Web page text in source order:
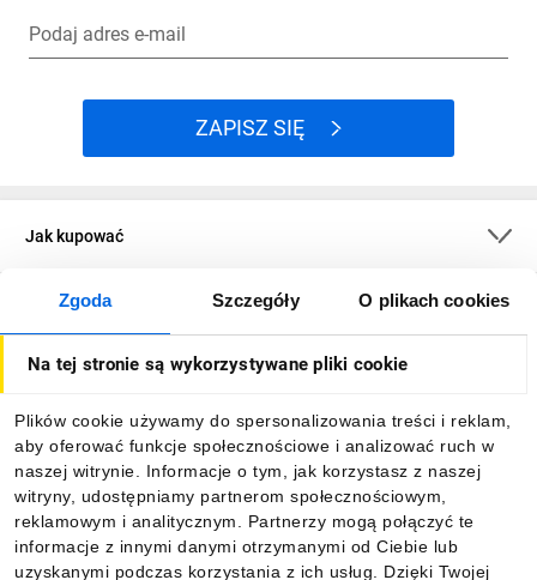
Zgoda Szczegóły O plikach cookies
Na tej stronie są wykorzystywane pliki cookie
Plików cookie używamy do spersonalizowania treści i reklam,
aby oferować funkcje społecznościowe i analizować ruch w
naszej witrynie. Informacje o tym, jak korzystasz z naszej
witryny, udostępniamy partnerom społecznościowym,
reklamowym i analitycznym. Partnerzy mogą połączyć te
informacje z innymi danymi otrzymanymi od Ciebie lub
uzyskanymi podczas korzystania z ich usług. Dzięki Twojej
Podaj adres e-mail
ZAPISZ SIĘ
Jak kupować
O firmie
Informacje
Pobierz naszą aplikację mobilną: